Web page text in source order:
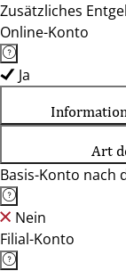
Zusätzliches
Online-Konto
Ja
Art
Basis-Konto nach
Nein
Filial-Konto